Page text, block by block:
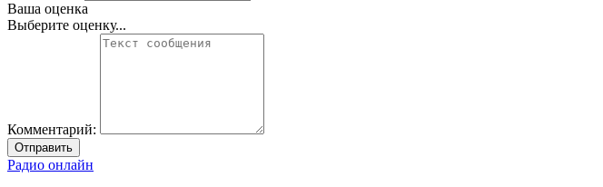
Ваша оценка
Выберите оценку...
Комментарий:
Отправить
Радио онлайн